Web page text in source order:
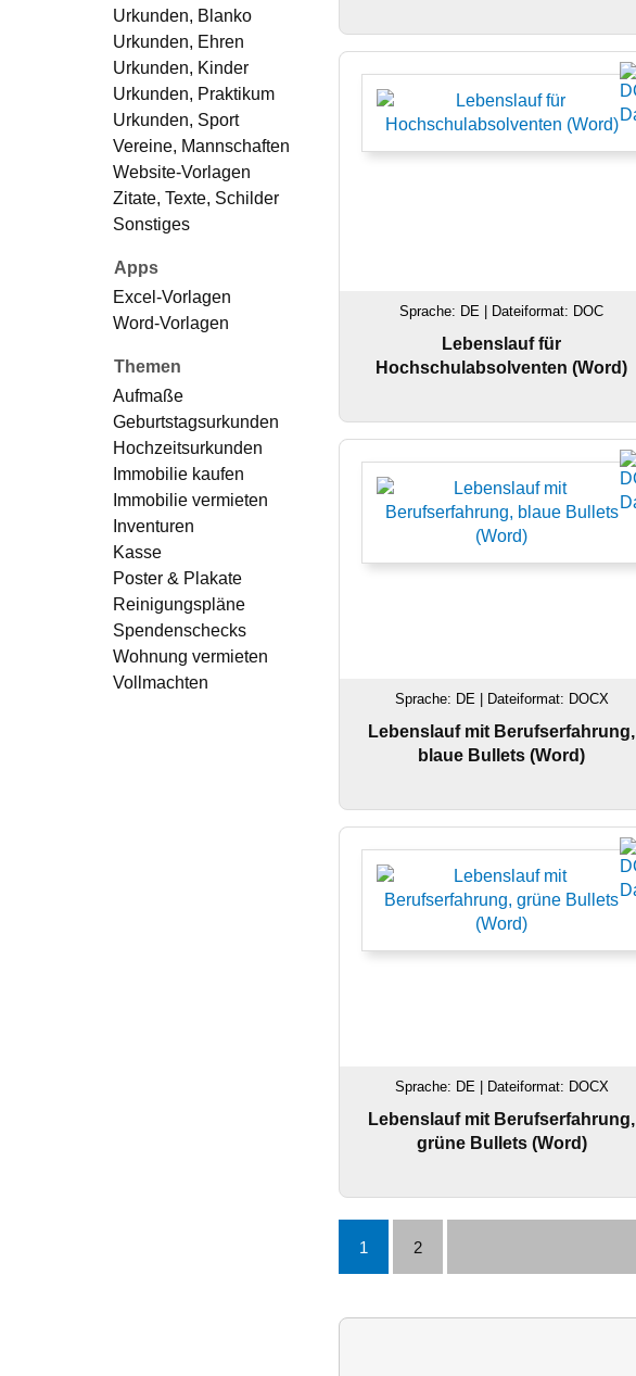
Urkunden, Blanko
Urkunden, Ehren
Urkunden, Kinder
Urkunden, Praktikum
Urkunden, Sport
Vereine, Mannschaften
Website-Vorlagen
Zitate, Texte, Schilder
Sonstiges
Apps
Excel-Vorlagen
Word-Vorlagen
Themen
Aufmaße
Geburtstagsurkunden
Hochzeitsurkunden
Immobilie kaufen
Immobilie vermieten
Inventuren
Kasse
Poster & Plakate
Reinigungspläne
Spendenschecks
Wohnung vermieten
Vollmachten
Sprache: DE | Dateiformat: DOC
Lebenslauf für
Hochschulabsolventen (Word)
Sprache: DE | Dateiformat: DOCX
Lebenslauf mit Berufserfahrung,
blaue Bullets (Word)
Sprache: DE | Dateiformat: DOCX
Lebenslauf mit Berufserfahrung,
grüne Bullets (Word)
1 2